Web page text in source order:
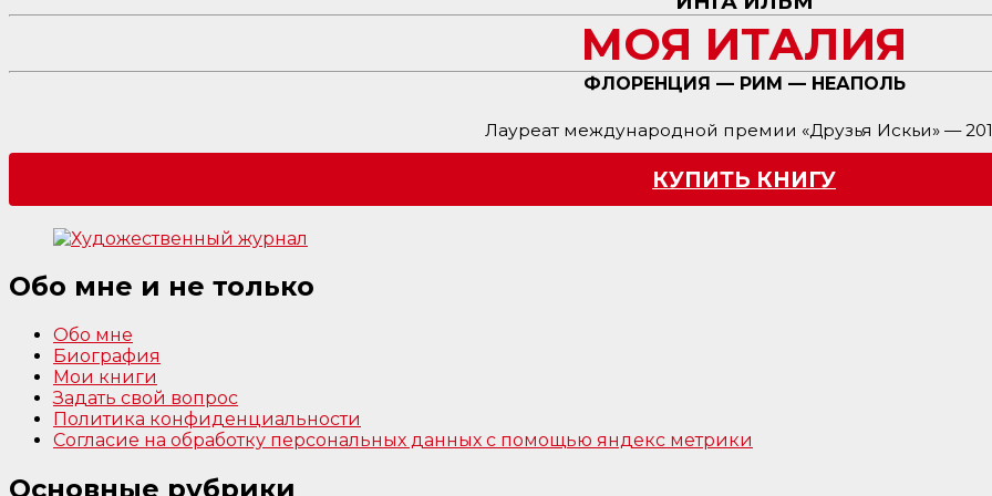
МОЯ ИТАЛИЯ
ФЛОРЕНЦИЯ — РИМ — НЕАПОЛЬ
Лауреат международной премии «Друзья Искьи» —
КУПИТЬ КНИГУ
Обо мне и не только
Обо мне
Биография
Мои книги
Задать свой вопрос
Политика конфиденциальности
Согласие на обработку персональных данных с помощью яндекс метрики
Основные рубрики